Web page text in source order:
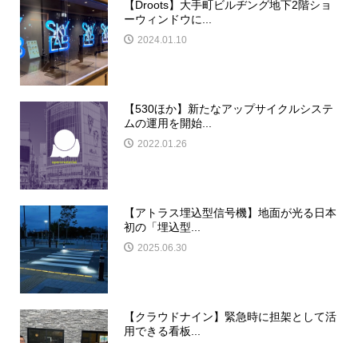
【Droots】大手町ビルヂング地下2階ショ
ーウィンドウに...
2024.01.10
【530ほか】新たなアップサイクルシステ
ムの運用を開始...
2022.01.26
【アトラス埋込型信号機】地面が光る日本
初の「埋込型...
2025.06.30
【クラウドナイン】緊急時に担架として活
用できる看板...